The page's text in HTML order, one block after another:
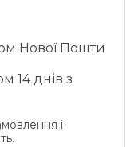
Нової Пошти
14 днів з
і